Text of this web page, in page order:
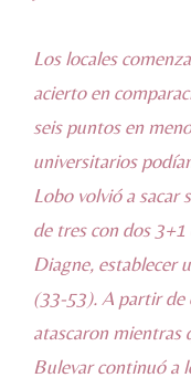
Los locales
acierto en
seis puntos en
universitarios
Lobo volvió a sacar
de tres con dos
Diagne, establecer
(33-53). A partir de
atascaron mientras
Bulevar continuó a